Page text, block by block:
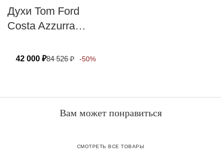
Духи Tom Ford
Costa Azzurra
42 000 ₽84 526₽ -50%
Вам может понравиться
СМОТРЕТЬ ВСЕ ТОВАРЫ